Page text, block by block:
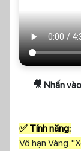
🎥 Nhấn
✅ Tính năng:
Vô hạn Vàng.